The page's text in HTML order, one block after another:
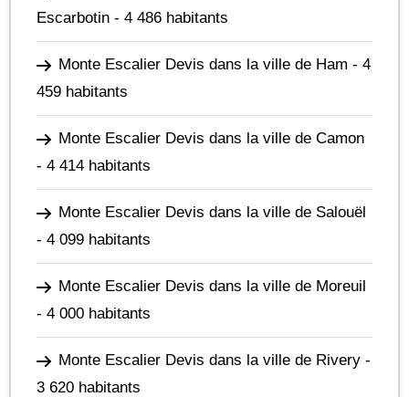
Escarbotin - 4 486 habitants
Monte Escalier Devis dans la ville de Ham - 4
459 habitants
Monte Escalier Devis dans la ville de Camon
- 4 414 habitants
Monte Escalier Devis dans la ville de Salouël
- 4 099 habitants
Monte Escalier Devis dans la ville de Moreuil
- 4 000 habitants
Monte Escalier Devis dans la ville de Rivery -
3 620 habitants